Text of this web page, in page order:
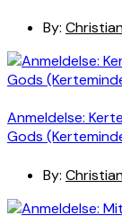
By:
Anmeldelse:
Gods
By: